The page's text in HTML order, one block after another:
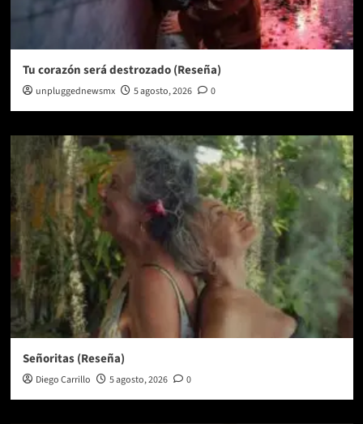
Tu corazón será destrozado (Reseña)
unpluggednewsmx 5 agosto, 2026 0
Señoritas (Reseña)
Diego Carrillo 5 agosto, 2026 0